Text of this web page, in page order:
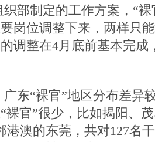
部制定的工作方案，“
岗位调整下来，两样只
调整在4月底前基本完成
东“裸官”地区分布差异
裸官”很少，比如揭阳、
港澳的东莞，共对127名